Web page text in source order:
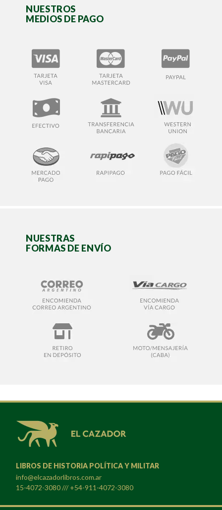
NUESTROS
MEDIOS DE PAGO
NUESTRAS
FORMAS DE ENVÍO
LIBROS DE HISTORIA POLÍTICA Y MILITAR
info@elcazadorlibros.com.ar
15-4072-3080 /// +54-911-4072-3080